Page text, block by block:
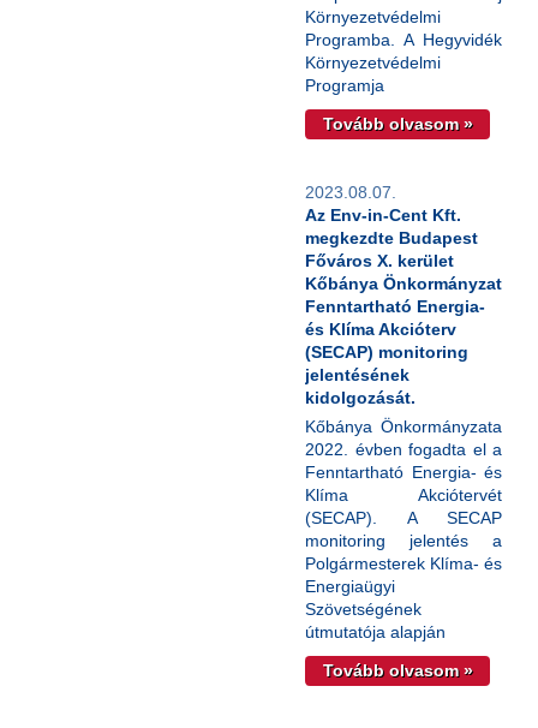
Környezetvédelmi
Programba. A Hegyvidék
Környezetvédelmi
Programja
Tovább olvasom »
Az Env-in-Cent Kft.
megkezdte Budapest
Főváros X. kerület
Kőbánya Önkormányzat
Fenntartható Energia-
és Klíma Akcióterv
(SECAP) monitoring
jelentésének
kidolgozását.
2023.08.07.
Kőbánya Önkormányzata
2022. évben fogadta el a
Fenntartható Energia- és
Klíma Akciótervét
(SECAP). A SECAP
monitoring jelentés a
Polgármesterek Klíma- és
Energiaügyi
Szövetségének
útmutatója alapján
Tovább olvasom »